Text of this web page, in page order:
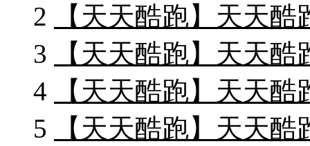
2
【天天酷跑】天天
3
【天天酷跑】天天
4
【天天酷跑】天天
5
【天天酷跑】天天